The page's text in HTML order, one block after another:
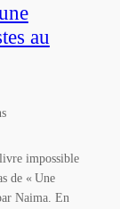
au
impossible
de « Une
Naima. En